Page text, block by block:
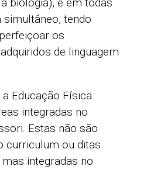
biologia), e em todas
simultâneo, tendo
os
de linguagem
Educação Física
integradas no
Estas não são
curriculum ou ditas
integradas no